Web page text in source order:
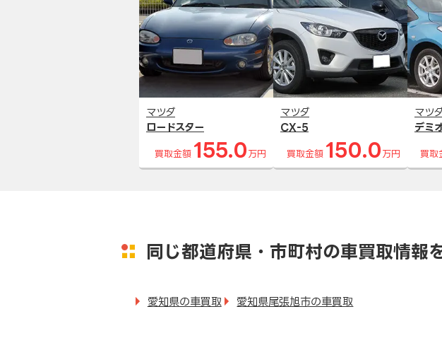
マツダ
ロードスター
買取金額 155.0 万円
マツダ
CX-5
買取金額 150.0 万円
マツ
デミ
買取
同じ都道府県・市町村の車買取情報
愛知県の車買取 愛知県尾張旭市の車買取